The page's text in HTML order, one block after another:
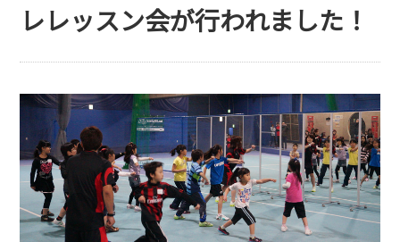
レレッスン会が行われました！